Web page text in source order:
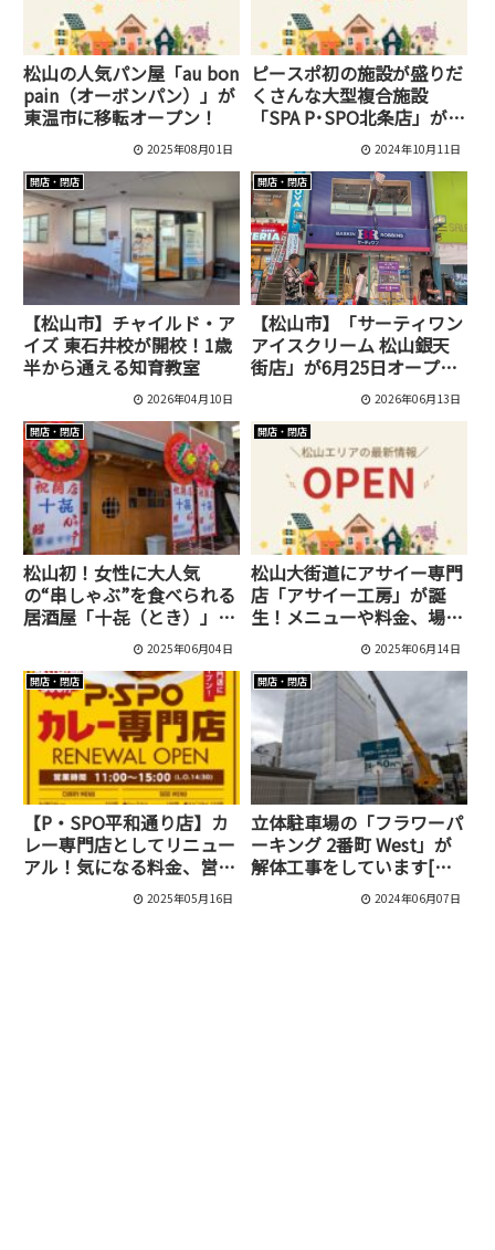
松山の人気パン屋「au bon
pain（オーボンパン）」が
東温市に移転オープン！
2025年08月01日
ピースポ初の施設が盛りだ
くさんな大型複合施設
「SPA P･SPO北条店」が8
月11日にオープンしていま
2024年10月11日
開店・閉店
【松山市】チャイルド・ア
イズ 東石井校が開校！1歳
半から通える知育教室
2026年04月10日
開店・閉店
【松山市】「サーティワン
アイスクリーム 松山銀天
街店」が6月25日オープ
ン！2階はイートイン？
2026年06月13日
開店・閉店
松山初！女性に大人気
の“串しゃぶ”を食べられる
居酒屋「十㐂（とき）」が
三番町にオープン！2025年06月04日
開店・閉店
松山大街道にアサイー専門
店「アサイー工房」が誕
生！メニューや料金、場所
2025年06月14日
開店・閉店
【P・SPO平和通り店】カ
レー専門店としてリニュー
アル！気になる料金、営業
時間、限定キャンペーンを
2025年05月16日
開店・閉店
立体駐車場の「フラワーパ
ーキング 2番町 West」が
解体工事をしています[松
2024年06月07日